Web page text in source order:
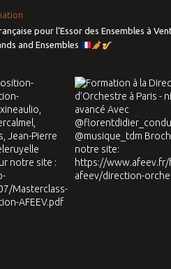
pour l’Essor des Ensembles à
and Ensembles